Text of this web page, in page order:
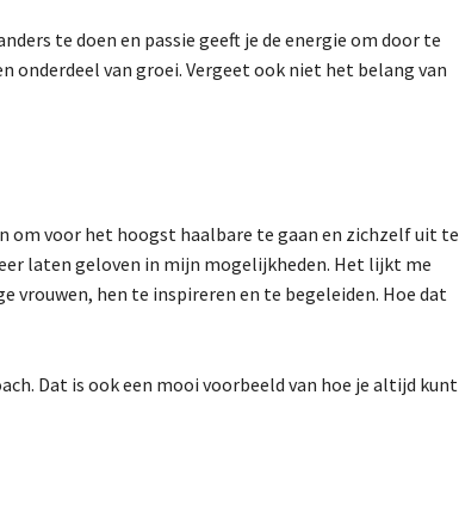
te doen en passie geeft je de energie om door te
onderdeel van groei. Vergeet ook niet het belang van
om voor het hoogst haalbare te gaan en zichzelf uit te
laten geloven in mijn mogelijkheden. Het lijkt me
vrouwen, hen te inspireren en te begeleiden. Hoe dat
Dat is ook een mooi voorbeeld van hoe je altijd kunt